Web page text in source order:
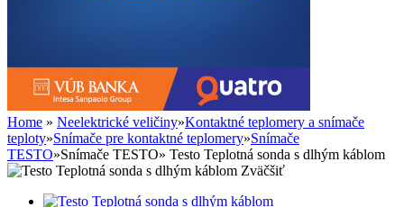
Home » Neelektrické veličiny»Kontaktné teplomery a snímače
teploty»Snímače pre kontaktné teplomery»Snímače
TESTO»Snímače TESTO» Testo Teplotná sonda s dlhým káblom
Zväčšiť